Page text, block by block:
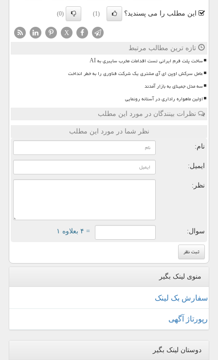
این مطلب را می پسندید؟ (1)
(0)
X
تازه ترین مطالب مرتبط
ساخت پلت فرم ایرانی تست اقدامات مخرب سایبری به AI
عامل سرکش اوپن ای آی مشتری یک شرکت فناوری را به خطر انداخت
سه مدل جمینای به بازار آمدند
اولین ماهواره راداری در آستانه رونمایی
نظرات بینندگان در مورد این مطلب
نظر شما در مورد این مطلب
نام:
ایمیل:
نظر:
سوال: = ۴ بعلاوه ۱
منوی لینک بگیر
سفارش بک لینک
رپورتاژ آگهی
دوستان لینک بگیر